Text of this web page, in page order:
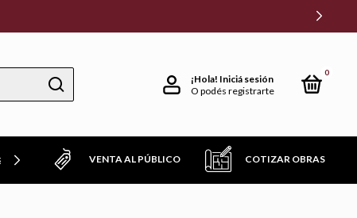
¡Hola! Iniciá sesión
O podés registrarte
0
FAVORITOS! VENTA AL PÚBLICO COTIZAR OBRAS